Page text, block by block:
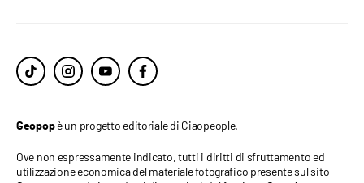
Geopopè un progetto editoriale di Ciaopeople.
Ove non espressamente indicato, tutti i diritti di sfruttamento ed
utilizzazione economica del materiale fotografico presente sul sito